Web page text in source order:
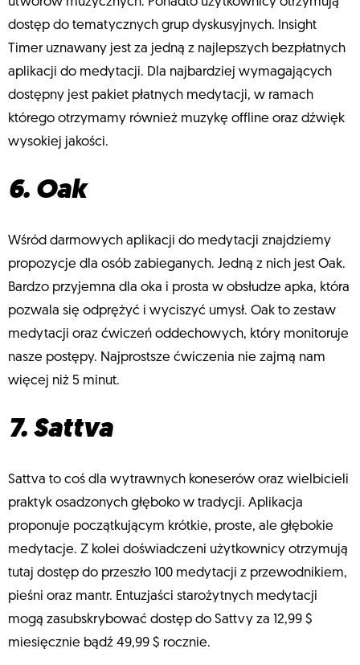
dostęp do tematycznych grup dyskusyjnych. Insight
Timer uznawany jest za jedną z najlepszych bezpłatnych
aplikacji do medytacji. Dla najbardziej wymagających
dostępny jest pakiet płatnych medytacji, w ramach
którego otrzymamy również muzykę offline oraz dźwięk
wysokiej jakości.
6. Oak
Wśród darmowych aplikacji do medytacji znajdziemy
propozycje dla osób zabieganych. Jedną z nich jest Oak.
Bardzo przyjemna dla oka i prosta w obsłudze apka, która
pozwala się odprężyć i wyciszyć umysł. Oak to zestaw
medytacji oraz ćwiczeń oddechowych, który monitoruje
nasze postępy. Najprostsze ćwiczenia nie zajmą nam
więcej niż 5 minut.
7. Sattva
Sattva to coś dla wytrawnych koneserów oraz wielbicieli
praktyk osadzonych głęboko w tradycji. Aplikacja
proponuje początkującym krótkie, proste, ale głębokie
medytacje. Z kolei doświadczeni użytkownicy otrzymują
tutaj dostęp do przeszło 100 medytacji z przewodnikiem,
pieśni oraz mantr. Entuzjaści starożytnych medytacji
mogą zasubskrybować dostęp do Sattvy za 12,99 $
miesięcznie bądź 49,99 $ rocznie.